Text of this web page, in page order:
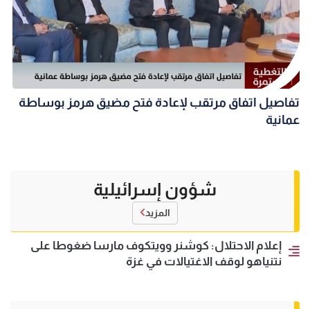
تفاصيل اتفاق مرتقب لإعادة فتح مضيق هرمز بوساطة
عمانية
شؤون إسرائيلية
المزيد
إعلام الاحتلال: كوشنر وويتكوف مارسا ضغوطا على
نتنياهو لوقف الاغتيالات في غزة